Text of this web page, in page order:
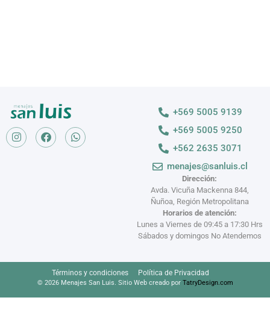
Dirección:
Avda. Vicuña Mackenna 844,
Ñuñoa, Región Metropolitana
Horarios de atención:
Lunes a Viernes de 09:45 a 17:30 Hrs
Sábados y domingos No Atendemos
+569 5005 9139
+569 5005 9250
+562 2635 3071
menajes@sanluis.cl
Términos y condiciones Política de Privacidad
© 2026 Menajes San Luis. Sitio Web creado por TatryDesign.com